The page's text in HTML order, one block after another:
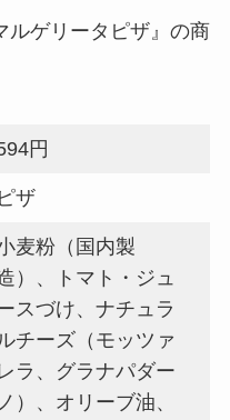
ルゲリータピザ』の商
円
ピザ
麦粉（国内製
）、トマト・ジュ
スづけ、ナチュラ
チーズ（モッツァ
ラ、グラナパダー
ノ）、オリーブ油、